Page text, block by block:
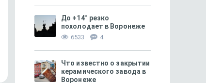
МОЁ! ПЛЮС БЕЛГОРОД 171
«Готов искупить вину кровью!»
МОЁ! ПЛЮС БЕЛГОРОД
новости Белгорода
До +14° резко
похолодает в Воронеже
6533 4
Что известно о закрытии
керамического завода в
Воронеже